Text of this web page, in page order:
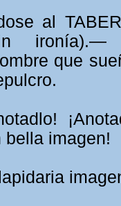
al
ironía).—
que
bella imagen!